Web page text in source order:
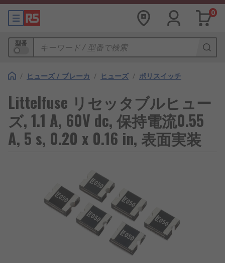
0
型番
/ ヒューズ / ブレーカ / ヒューズ / ポリスイッチ
Littelfuse リセッタブルヒュー
ズ, 1.1 A, 60V dc, 保持電流0.55
A, 5 s, 0.20 x 0.16 in, 表面実装